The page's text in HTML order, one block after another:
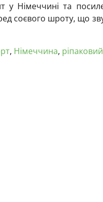
у Німеччині та
соєвого шроту, що
, Німеччина,